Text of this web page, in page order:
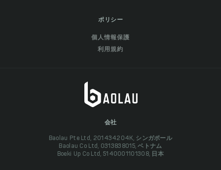
ポリシー
個人情報保護
利用規約
会社
Baolau Pte Ltd, 201434204K, シンガポール
Baolau Co Ltd, 0313838015, ベトナム
Boeki Up Co Ltd, 5140001101308, 日本